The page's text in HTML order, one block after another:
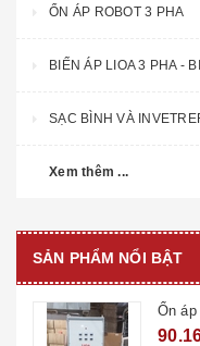
ỔN ÁP ROBOT 3 PHA
BIẾN ÁP LIOA 3 PHA -
SẠC BÌNH VÀ
Xem thêm ...
SẢN PHẨM NỔI BẬT
Ổn